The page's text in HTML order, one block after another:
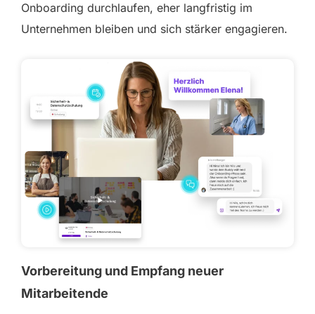
Onboarding durchlaufen, eher langfristig im
Unternehmen bleiben und sich stärker engagieren.
Vorbereitung und Empfang neuer
Mitarbeitende